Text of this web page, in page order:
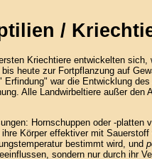
/
Kriechtiere entwickelten
heute zur Fortpflanzung auf
war die Entwicklung des
Alle Landwirbeltiere außer den
Hornschuppen oder -
Körper effektiver mit
bestimmt wird, und
sondern nur durch ihr